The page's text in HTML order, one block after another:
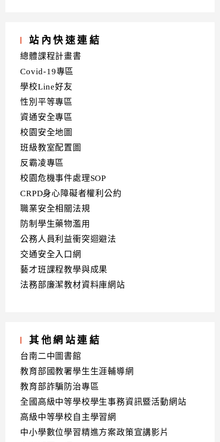
站內快速連結
總體課程計畫書
Covid-19專區
學校Line好友
性別平等專區
資通安全專區
校園安全地圖
班級教室配置圖
反霸凌專區
校園危機事件處理SOP
CRPD身心障礙者權利公約
職業安全相關法規
防制學生藥物濫用
公務人員利益衝突迴避法
交通安全入口網
藝才班課程教學與成果
法務部廉潔教材資料庫網站
其他網站連結
台南二中圖書館
教育部國教署學生生涯輔導網
教育部詐騙防治專區
全國高級中等學校學生事務資訊暨活動網站
高級中等學校自主學習網
中小學數位學習精進方案政策宣講影片